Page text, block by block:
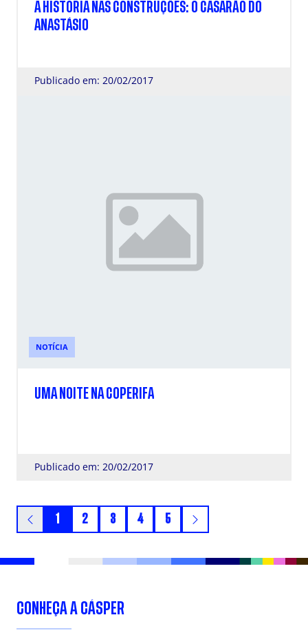
A HISTÓRIA NAS CONSTRUÇÕES: O CASARÃO DO
ANASTÁSIO
Publicado em: 20/02/2017
NOTÍCIA
UMA NOITE NA COPERIFA
Publicado em: 20/02/2017
1 2 3 4 5
CONHEÇA A CÁSPER